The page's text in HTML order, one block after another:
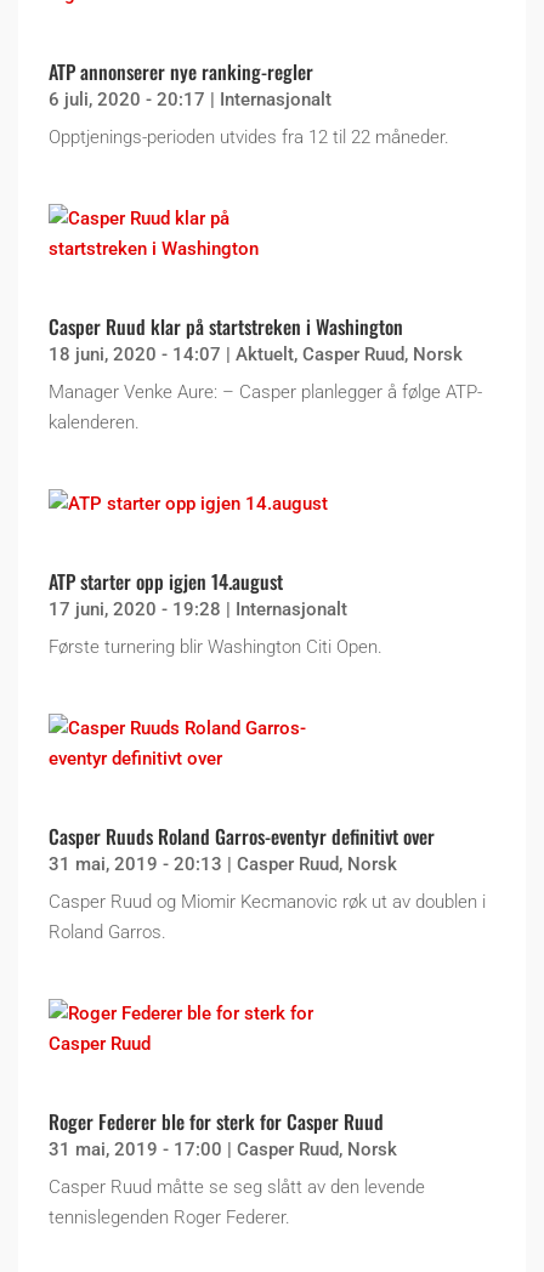
ATP annonserer nye ranking-regler
6 juli, 2020 - 20:17 | Internasjonalt
Opptjenings-perioden utvides fra 12 til 22 måneder.
Casper Ruud klar på startstreken i Washington
18 juni, 2020 - 14:07 | Aktuelt, Casper Ruud, Norsk
Manager Venke Aure: – Casper planlegger å følge ATP-
kalenderen.
ATP starter opp igjen 14.august
17 juni, 2020 - 19:28 | Internasjonalt
Første turnering blir Washington Citi Open.
Casper Ruuds Roland Garros-eventyr definitivt over
31 mai, 2019 - 20:13 | Casper Ruud, Norsk
Casper Ruud og Miomir Kecmanovic røk ut av doublen i
Roland Garros.
Roger Federer ble for sterk for Casper Ruud
31 mai, 2019 - 17:00 | Casper Ruud, Norsk
Casper Ruud måtte se seg slått av den levende
tennislegenden Roger Federer.